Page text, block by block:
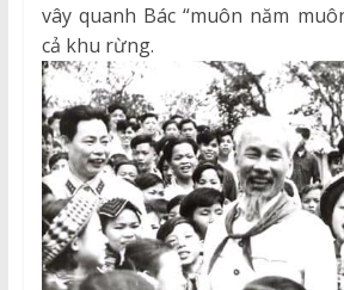
vây quanh Bác “muôn năm
cả khu rừng.